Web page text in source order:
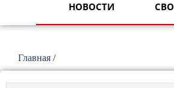
НОВОСТИ СВО
Главная /